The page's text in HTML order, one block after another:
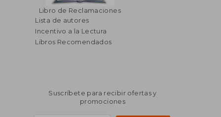
40%
dcto.
$ 42.76
$ 25.66
Libro de Reclamaciones
Lista de autores
Incentivo a la Lectura
Libros Recomendados
Suscríbete para recibir ofertas y
promociones